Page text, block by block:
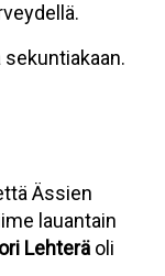
Ässien
lauantain
Lehterä oli